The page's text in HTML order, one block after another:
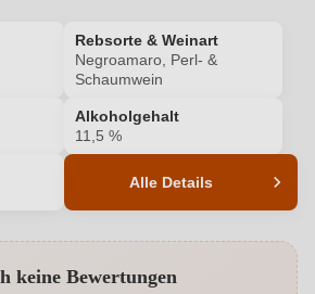
Rebsorte & Weinart
Negroamaro, Perl- &
Schaumwein
Alkoholgehalt
11,5 %
Alle Details
11,5 %
keine Bewertungen